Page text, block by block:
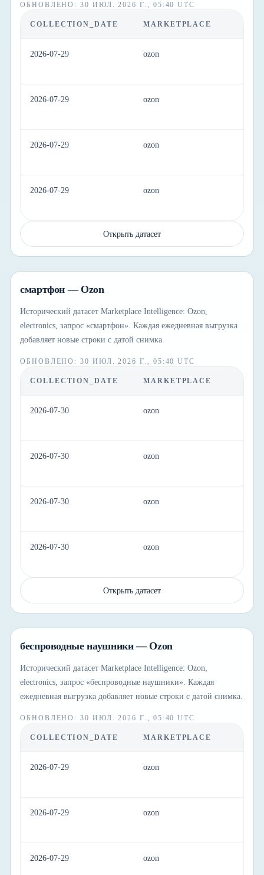
ОБНОВЛЕНО :30 ИЮЛ. 2026 Г., 05:40 UTC
COLLECTION_DATE MARKETPLACE
2026-07-29 ozon
2026-07-29 ozon
2026-07-29 ozon
2026-07-29 ozon
Открыть датасет
смартфон — Ozon
Исторический датасет Marketplace Intelligence: Ozon,
electronics, запрос «смартфон». Каждая ежедневная выгрузка
добавляет новые строки с датой снимка.
ОБНОВЛЕНО :30 ИЮЛ. 2026 Г., 05:40 UTC
COLLECTION_DATE MARKETPLACE
2026-07-30 ozon
2026-07-30 ozon
2026-07-30 ozon
2026-07-30 ozon
Открыть датасет
беспроводные наушники — Ozon
Исторический датасет Marketplace Intelligence: Ozon,
electronics, запрос «беспроводные наушники». Каждая
ежедневная выгрузка добавляет новые строки с датой снимка.
ОБНОВЛЕНО :30 ИЮЛ. 2026 Г., 05:40 UTC
COLLECTION_DATE MARKETPLACE
2026-07-29 ozon
2026-07-29 ozon
2026-07-29 ozon